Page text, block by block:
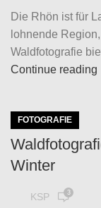
Die Rhön ist für
lohnende
Waldfotografie
Continue reading
FOTOGRAFIE
Winter
KSP 3